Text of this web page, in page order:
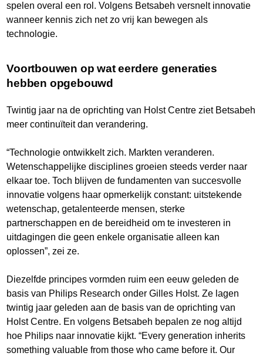
spelen overal een rol. Volgens Betsabeh versnelt innovatie
wanneer kennis zich net zo vrij kan bewegen als
technologie.
Voortbouwen op wat eerdere generaties
hebben opgebouwd
Twintig jaar na de oprichting van Holst Centre ziet Betsabeh
meer continuïteit dan verandering.
“Technologie ontwikkelt zich. Markten veranderen.
Wetenschappelijke disciplines groeien steeds verder naar
elkaar toe. Toch blijven de fundamenten van succesvolle
innovatie volgens haar opmerkelijk constant: uitstekende
wetenschap, getalenteerde mensen, sterke
partnerschappen en de bereidheid om te investeren in
uitdagingen die geen enkele organisatie alleen kan
oplossen”, zei ze.
Diezelfde principes vormden ruim een eeuw geleden de
basis van Philips Research onder Gilles Holst. Ze lagen
twintig jaar geleden aan de basis van de oprichting van
Holst Centre. En volgens Betsabeh bepalen ze nog altijd
hoe Philips naar innovatie kijkt. “Every generation inherits
something valuable from those who came before it. Our